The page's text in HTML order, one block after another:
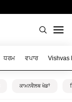
ਧਰਮ ਵਪਾਰ Vishvas
ਕਾਮਨਵੈਲਥ ਖੇਡਾਂ